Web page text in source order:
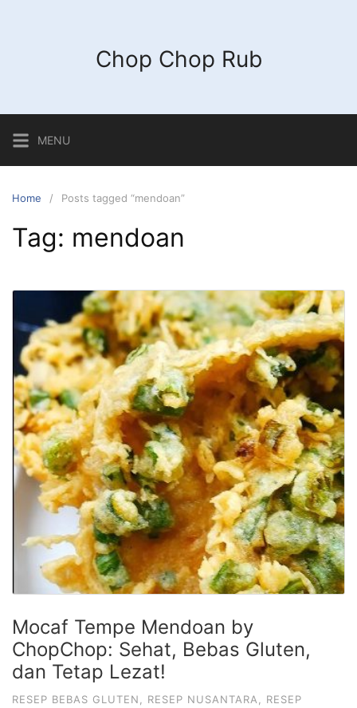
Chop Chop Rub
MENU
Home Posts tagged “mendoan”
Tag: mendoan
Mocaf Tempe Mendoan by
ChopChop: Sehat, Bebas Gluten,
dan Tetap Lezat!
RESEP BEBAS GLUTEN, RESEP NUSANTARA, RESEP